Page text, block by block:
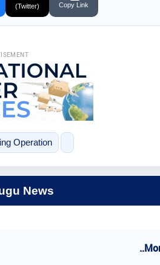
(Twitter) Copy Link
Operation
News